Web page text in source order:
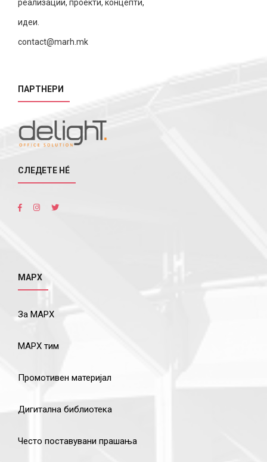
реализации, проекти, концепти,
идеи.
contact@marh.mk
ПАРТНЕРИ
СЛЕДЕТЕ НÉ
МАРХ
За МАРХ
МАРХ тим
Промотивен материјал
Дигитална библиотека
Често поставувани прашања